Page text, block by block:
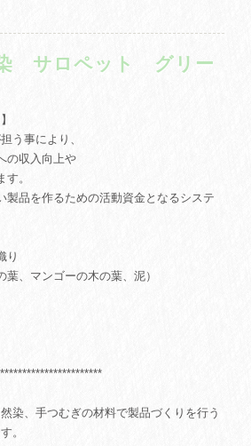
染 サロペット グリー
う事により、
の収入向上や
。
製品を作るための活動資金となるシステ
り
、マンゴーの木の葉、泥）
染、手つむぎの材料で製品づくりを行う
。